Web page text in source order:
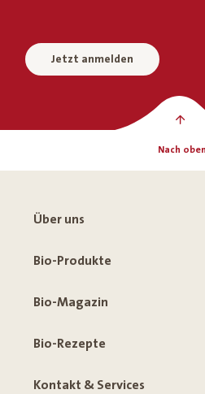
Jetzt anmelden
Nach oben
Über uns
Bio-Produkte
Bio-Magazin
Bio-Rezepte
Kontakt & Services